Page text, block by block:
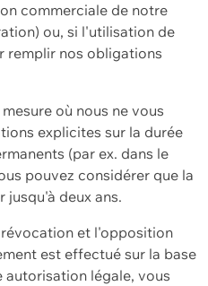
commerciale de notre
ou, si l'utilisation de
remplir nos obligations
où nous ne vous
explicites sur la durée
(par ex. dans le
pouvez considérer que la
jusqu'à deux ans.
révocation et l'opposition
est effectué sur la base
autorisation légale, vous